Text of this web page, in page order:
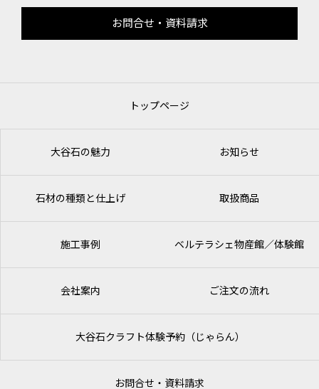
お問合せ・資料請求
トップページ
大谷石の魅力 お知らせ
石材の種類と仕上げ 取扱商品
施工事例 ベルテラシェ物産館／体験館
会社案内 ご注文の流れ
大谷石クラフト体験予約（じゃらん）
お問合せ・資料請求